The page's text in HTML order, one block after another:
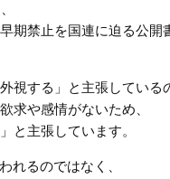
期禁止を国連に迫る公開
視する」と主張している
求や感情がないため、
と主張しています。
れるのではなく、